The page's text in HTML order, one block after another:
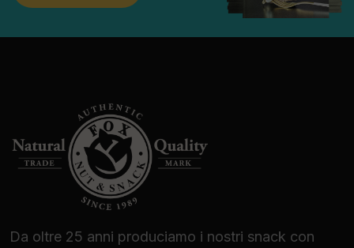
Da oltre 25 anni produciamo i nostri snack con